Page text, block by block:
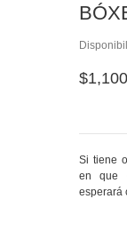
Si tiene
en que
esperará